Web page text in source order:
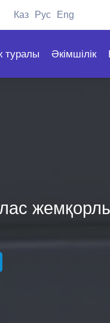
Каз Рус Eng
туралы Әкімшілік